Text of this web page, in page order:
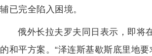
辅已完全陷入困境。
俄外长拉夫罗夫同日表示，即将
的和平方案。“泽连斯基歇斯底里地